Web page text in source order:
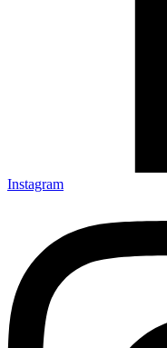
Instagram